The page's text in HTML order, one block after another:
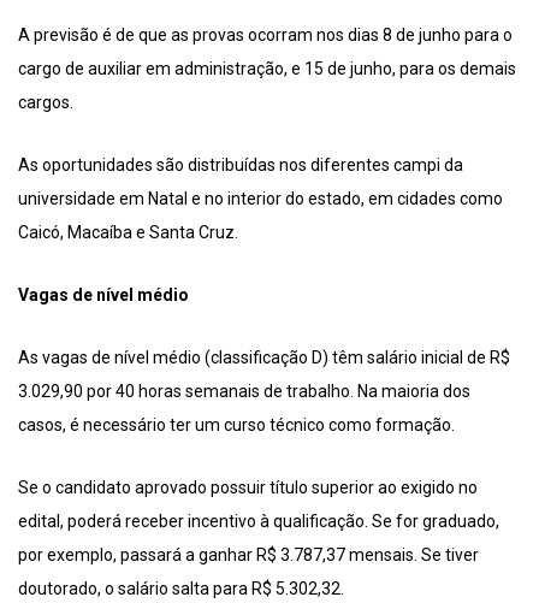
A previsão é de que as provas ocorram nos dias 8 de junho para o
cargo de auxiliar em administração, e 15 de junho, para os demais
cargos.
As oportunidades são distribuídas nos diferentes campi da
universidade em Natal e no interior do estado, em cidades como
Caicó, Macaíba e Santa Cruz.
Vagas de nível médio
As vagas de nível médio (classificação D) têm salário inicial de R$
3.029,90 por 40 horas semanais de trabalho. Na maioria dos
casos, é necessário ter um curso técnico como formação.
Se o candidato aprovado possuir título superior ao exigido no
edital, poderá receber incentivo à qualificação. Se for graduado,
por exemplo, passará a ganhar R$ 3.787,37 mensais. Se tiver
doutorado, o salário salta para R$ 5.302,32.